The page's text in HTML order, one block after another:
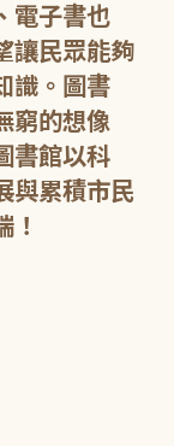
電子書也
讓民眾能夠
識。圖書
窮的想像
書館以科
與累積市民
！